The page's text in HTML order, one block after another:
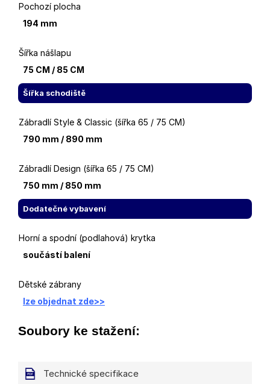
Pochozí plocha
194 mm
Šířka nášlapu
75 CM / 85 CM
Šířka schodiště
Zábradlí Style & Classic (šířka 65 / 75 CM)
790 mm / 890 mm
Zábradlí Design (šířka 65 / 75 CM)
750 mm / 850 mm
Dodatečné vybavení
Horní a spodní (podlahová) krytka
součástí balení
Dětské zábrany
lze objednat zde>>
Soubory ke stažení:
Technické specifikace